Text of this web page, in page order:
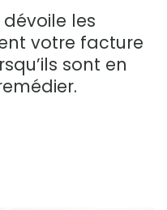
les
votre facture
sont en